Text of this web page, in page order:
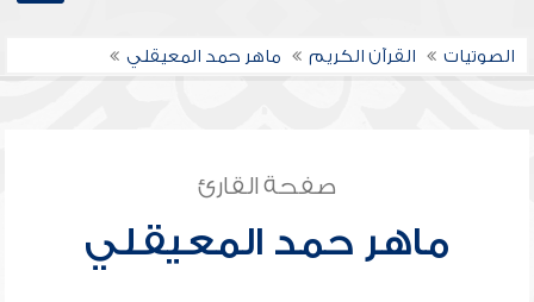
الصوتيات القرآن الكريم ماهر حمد المعيقلي
صفحة القارئ
ماهر حمد المعيقلي